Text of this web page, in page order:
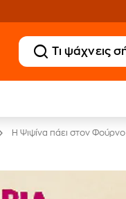
Η Ψιψίνα πάει στον Φούρνο